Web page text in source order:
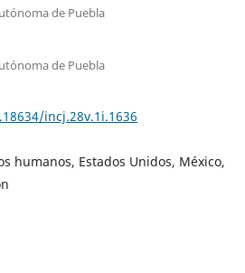
de Puebla
de Puebla
incj.28v.1i.1636
humanos, Estados Unidos, México,